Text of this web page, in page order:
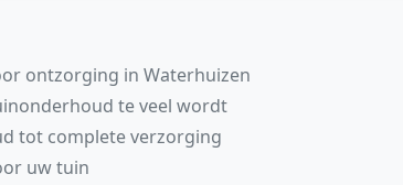
ontzorging in Waterhuizen
te veel wordt
tot complete verzorging
uw tuin